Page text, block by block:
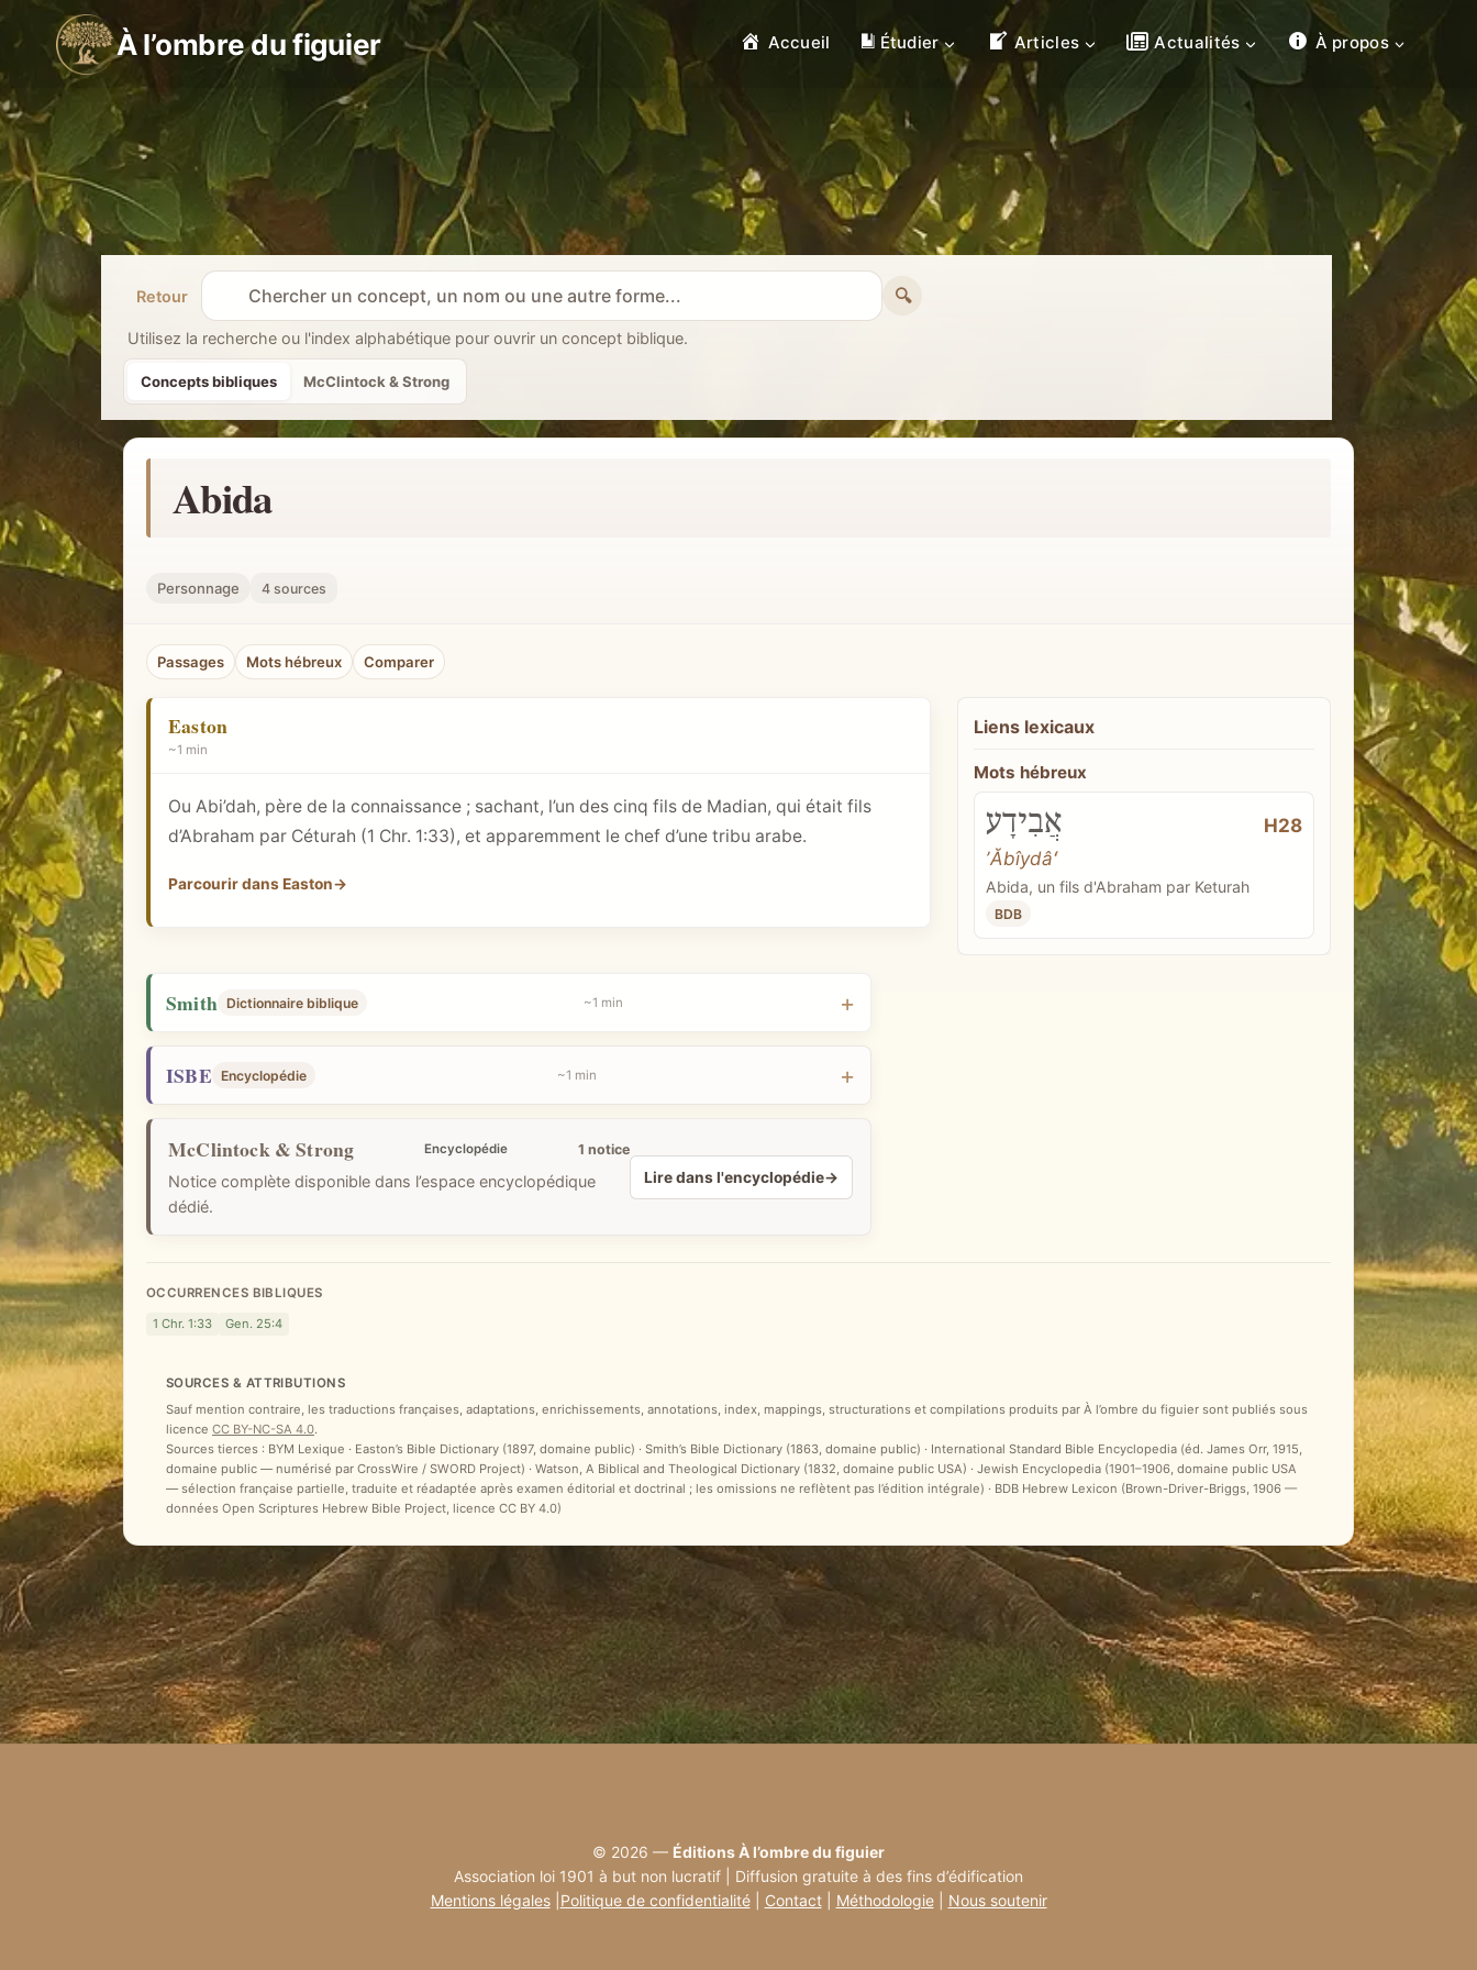
au
contenu
À l’ombre du figuier Accueil Étudier Articles Actualités À propos
Retour
R
e
e
c
h
c
n
c
p
t
u
e
🔍
Utilisez la recherche ou l'index alphabétique pour ouvrir un concept biblique.
Concepts bibliques McClintock & Strong
Abida
Personnage 4 sources
Passages Mots hébreux Comparer
Liens lexicaux
Mots hébreux
אֲבִידָע
H28
ʼĂbîydâʻ
Abida, un fils d'Abraham par Keturah
BDB
Easton
~1 min
Ou Abi’dah, père de la connaissance ; sachant, l’un des cinq fils de Madian, qui était fils
d’Abraham par Céturah (1 Chr. 1:33), et apparemment le chef d’une tribu arabe.
Parcourir dans Easton→
Smith Dictionnaire biblique ~1 min
ISBE Encyclopédie ~1 min
McClintock & Strong Encyclopédie 1 notice
Notice complète disponible dans l’espace encyclopédique
dédié.
Lire dans l'encyclopédie→
OCCURRENCES BIBLIQUES
1 Chr. 1:33
Gen. 25:4
SOURCES & ATTRIBUTIONS
Sauf mention contraire, les traductions françaises, adaptations, enrichissements, annotations, index, mappings, structurations et compilations produits par À l’ombre du figuier sont publiés sous
licence CC BY-NC-SA 4.0.
Sources tierces : BYM Lexique · Easton’s Bible Dictionary (1897, domaine public) · Smith’s Bible Dictionary (1863, domaine public) · International Standard Bible Encyclopedia (éd. James Orr, 1915,
domaine public — numérisé par CrossWire / SWORD Project) · Watson, A Biblical and Theological Dictionary (1832, domaine public USA) · Jewish Encyclopedia (1901–1906, domaine public USA
— sélection française partielle, traduite et réadaptée après examen éditorial et doctrinal ; les omissions ne reflètent pas l’édition intégrale) · BDB Hebrew Lexicon (Brown-Driver-Briggs, 1906 —
données Open Scriptures Hebrew Bible Project, licence CC BY 4.0)
© 2026 — Éditions À l’ombre du figuier
Association loi 1901 à but non lucratif | Diffusion gratuite à des fins d’édification
Mentions légales| Politique de confidentialité| Contact| Méthodologie| Nous soutenir